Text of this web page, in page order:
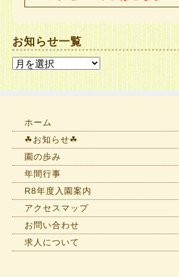
お知らせ一覧
お
知
ら
ホーム
☘お知らせ☘
園の歩み
年間行事
R8年度入園案内
アクセスマップ
お問い合わせ
求人について